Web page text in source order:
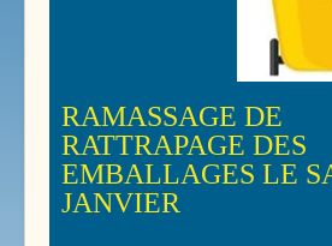
RAMASSAGE DE
RATTRAPAGE DES
EMBALLAGES LE
JANVIER